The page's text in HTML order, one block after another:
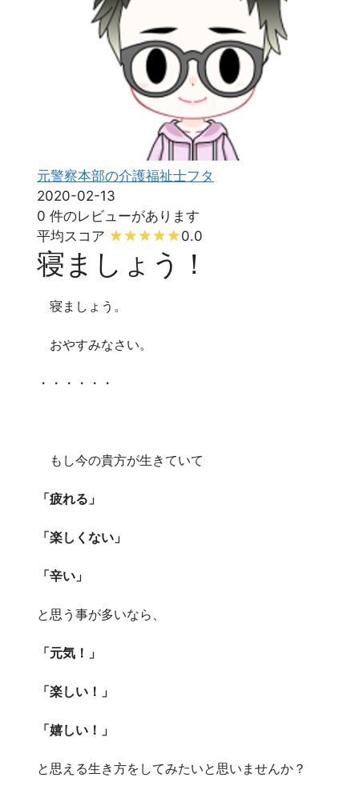
元警察本部の介護福祉士フタ
2020-02-13
0 件のレビューがあります
平均スコア
0.0
寝ましょう！
寝ましょう。
おやすみなさい。
・・・・・・
もし今の貴方が生きていて
「疲れる」
「楽しくない」
「辛い」
と思う事が多いなら、
「元気！」
「楽しい！」
「嬉しい！」
と思える生き方をしてみたいと思いませんか？